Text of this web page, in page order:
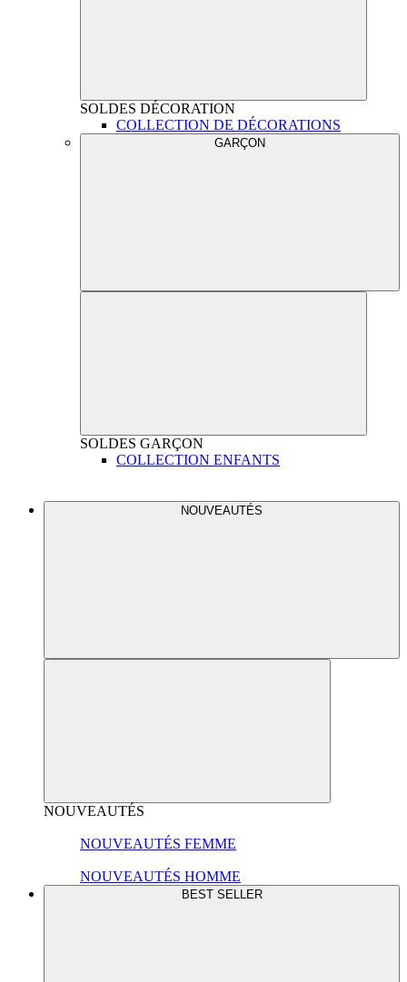
SOLDES DÉCORATION
COLLECTION DE DÉCORATIONS
GARÇON
SOLDES GARÇON
COLLECTION ENFANTS
NOUVEAUTÉS
NOUVEAUTÉS
NOUVEAUTÉS FEMME
NOUVEAUTÉS HOMME
BEST SELLER